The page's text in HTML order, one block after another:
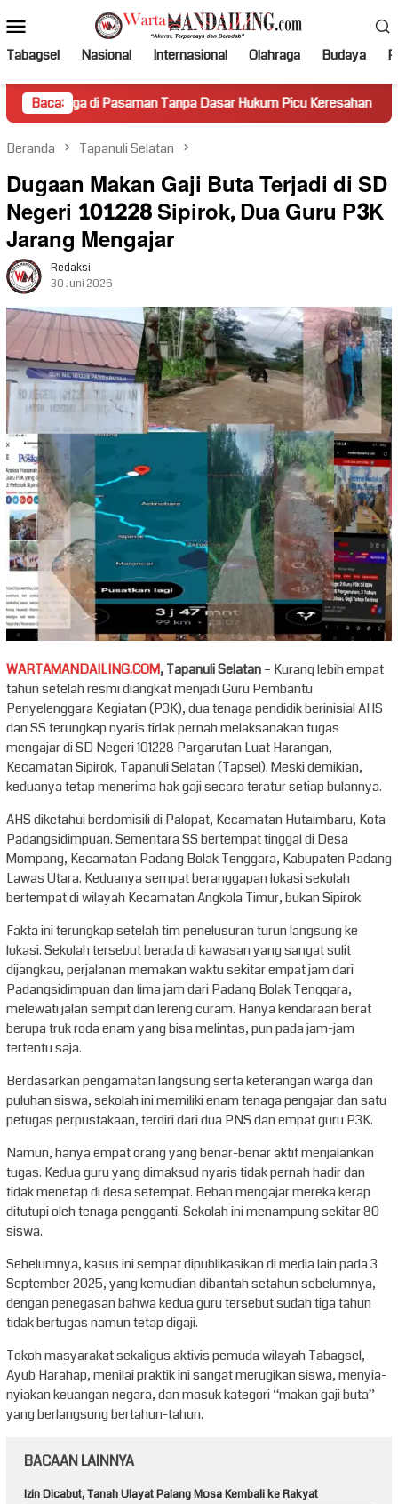
ke
kontenMobile
Tabagsel Nasional Internasional Olahraga Budaya
Baca:Tanpa Dasar Hukum Picu Keresahan Truk Miring
Beranda Tapanuli Selatan
Dugaan Makan Gaji Buta Terjadi di SD
Negeri 101228 Sipirok, Dua Guru P3K
Jarang Mengajar
Redaksi
30 Juni 2026
WARTAMANDAILING.COM, Tapanuli Selatan– Kurang lebih empat
tahun setelah resmi diangkat menjadi Guru Pembantu
Penyelenggara Kegiatan (P3K), dua tenaga pendidik berinisial AHS
dan SS terungkap nyaris tidak pernah melaksanakan tugas
mengajar di SD Negeri 101228 Pargarutan Luat Harangan,
Kecamatan Sipirok, Tapanuli Selatan (Tapsel). Meski demikian,
keduanya tetap menerima hak gaji secara teratur setiap bulannya.
AHS diketahui berdomisili di Palopat, Kecamatan Hutaimbaru, Kota
Padangsidimpuan. Sementara SS bertempat tinggal di Desa
Mompang, Kecamatan Padang Bolak Tenggara, Kabupaten Padang
Lawas Utara. Keduanya sempat beranggapan lokasi sekolah
bertempat di wilayah Kecamatan Angkola Timur, bukan Sipirok.
Fakta ini terungkap setelah tim penelusuran turun langsung ke
lokasi. Sekolah tersebut berada di kawasan yang sangat sulit
dijangkau, perjalanan memakan waktu sekitar empat jam dari
Padangsidimpuan dan lima jam dari Padang Bolak Tenggara,
melewati jalan sempit dan lereng curam. Hanya kendaraan berat
berupa truk roda enam yang bisa melintas, pun pada jam-jam
tertentu saja.
Berdasarkan pengamatan langsung serta keterangan warga dan
puluhan siswa, sekolah ini memiliki enam tenaga pengajar dan satu
petugas perpustakaan, terdiri dari dua PNS dan empat guru P3K.
Namun, hanya empat orang yang benar-benar aktif menjalankan
tugas. Kedua guru yang dimaksud nyaris tidak pernah hadir dan
tidak menetap di desa setempat. Beban mengajar mereka kerap
ditutupi oleh tenaga pengganti. Sekolah ini menampung sekitar 80
siswa.
Sebelumnya, kasus ini sempat dipublikasikan di media lain pada 3
September 2025, yang kemudian dibantah setahun sebelumnya,
dengan penegasan bahwa kedua guru tersebut sudah tiga tahun
tidak bertugas namun tetap digaji.
Tokoh masyarakat sekaligus aktivis pemuda wilayah Tabagsel,
Ayub Harahap, menilai praktik ini sangat merugikan siswa, menyia-
nyiakan keuangan negara, dan masuk kategori “makan gaji buta”
yang berlangsung bertahun-tahun.
BACAAN LAINNYA
Izin Dicabut, Tanah Ulayat Palang Mosa Kembali ke Rakyat